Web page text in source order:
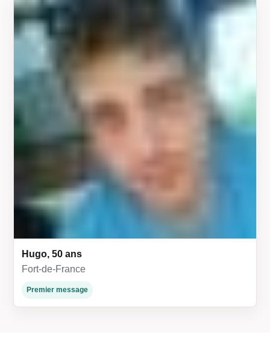
Hugo, 50 ans
Fort-de-France
Premier message